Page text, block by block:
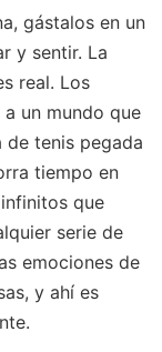
gástalos en un
y sentir. La
real. Los
un mundo que
de tenis pegada
tiempo en
que
serie de
emociones de
y ahí es